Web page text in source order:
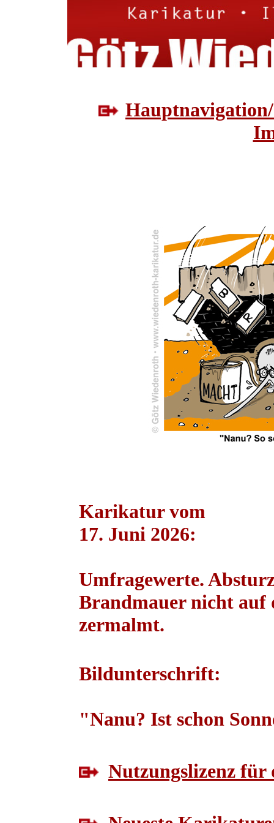
Karikatur vom
17. Juni 2026:
Umfragewerte.
Brandmauer nicht auf
zermalmt.
Bildunterschrift:
"Nanu? Ist schon
Nutzungslizenz